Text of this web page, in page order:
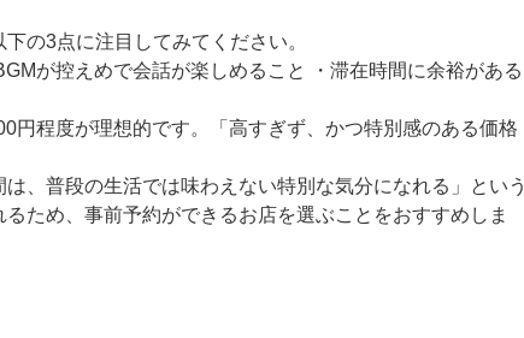
の3点に注目してみてください。
が控えめで会話が楽しめること ・滞在時間に余裕がある
円程度が理想的です。「高すぎず、かつ特別感のある価格
、普段の生活では味わえない特別な気分になれる」という
ため、事前予約ができるお店を選ぶことをおすすめしま